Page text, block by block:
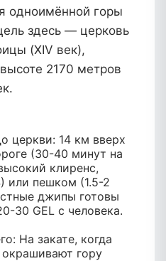
одноимённой горы
здесь — церковь
(XIV век),
2170 метров
церкви: 14 км вверх
(30-40 минут на
клиренс,
или пешком (1.5-2
джипы готовы
30 GEL с человека.
На закате, когда
гору